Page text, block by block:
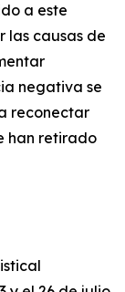
a este
las causas de
negativa se
reconectar
han retirado